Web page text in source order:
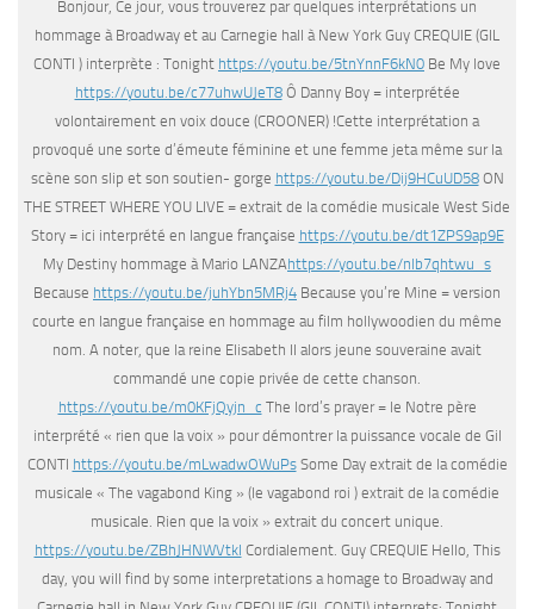
Bonjour, Ce jour, vous trouverez par quelques interprétations un
hommage à Broadway et au Carnegie hall à New York Guy CREQUIE (GIL
CONTI ) interprète : Tonight https://youtu.be/5tnYnnF6kN0 Be My love
https://youtu.be/c77uhwUJeT8Ô Danny Boy = interprétée
volontairement en voix douce (CROONER) !Cette interprétation a
provoqué une sorte d’émeute féminine et une femme jeta même sur la
scène son slip et son soutien- gorge https://youtu.be/Dij9HCuUD58ON
THE STREET WHERE YOU LIVE = extrait de la comédie musicale West Side
Story = ici interprété en langue française https://youtu.be/dt1ZPS9ap9E
My Destiny hommage à Mario LANZAhttps://youtu.be/nlb7qhtwu_s
Because https://youtu.be/juhYbn5MRj4 Because you’re Mine = version
courte en langue française en hommage au film hollywoodien du même
nom. A noter, que la reine Elisabeth II alors jeune souveraine avait
commandé une copie privée de cette chanson.
https://youtu.be/m0KFjQyjn_c The lord’s prayer = le Notre père
interprété « rien que la voix » pour démontrer la puissance vocale de Gil
CONTI https://youtu.be/mLwadwOWuPsSome Day extrait de la comédie
musicale « The vagabond King » (le vagabond roi ) extrait de la comédie
musicale. Rien que la voix » extrait du concert unique.
https://youtu.be/ZBhJHNWVtkI Cordialement. Guy CREQUIE Hello, This
day, you will find by some interpretations a homage to Broadway and